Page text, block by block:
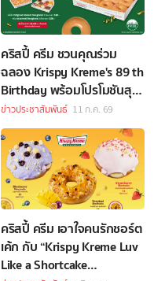
คริสปี้ ครีม ชวนคุณร่วม
ฉลอง Krispy Kreme's 89 th
Birthday พร้อมโปรโมชันสุด
เอ็กซ์คลูซีฟ
ข่าวประชาสัมพันธ์ 11 ก.ค. 69
คริสปี้ ครีม เอาใจคนรักชอร์ต
เค้ก กับ “Krispy Kreme Luv
Like a Shortcake